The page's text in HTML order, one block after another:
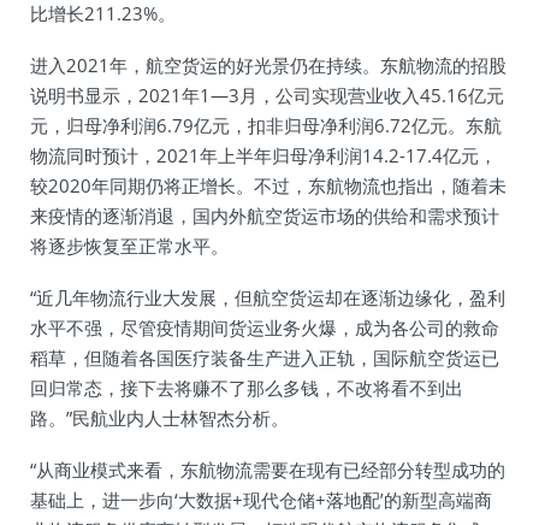
比增长211.23%。
进入2021年，航空货运的好光景仍在持续。东航物流的招股
说明书显示，2021年1—3月，公司实现营业收入45.16亿元
元，归母净利润6.79亿元，扣非归母净利润6.72亿元。东航
物流同时预计，2021年上半年归母净利润14.2-17.4亿元，
较2020年同期仍将正增长。不过，东航物流也指出，随着未
来疫情的逐渐消退，国内外航空货运市场的供给和需求预计
将逐步恢复至正常水平。
“近几年物流行业大发展，但航空货运却在逐渐边缘化，盈利
水平不强，尽管疫情期间货运业务火爆，成为各公司的救命
稻草，但随着各国医疗装备生产进入正轨，国际航空货运已
回归常态，接下去将赚不了那么多钱，不改将看不到出
路。”民航业内人士林智杰分析。
“从商业模式来看，东航物流需要在现有已经部分转型成功的
基础上，进一步向‘大数据+现代仓储+落地配’的新型高端商